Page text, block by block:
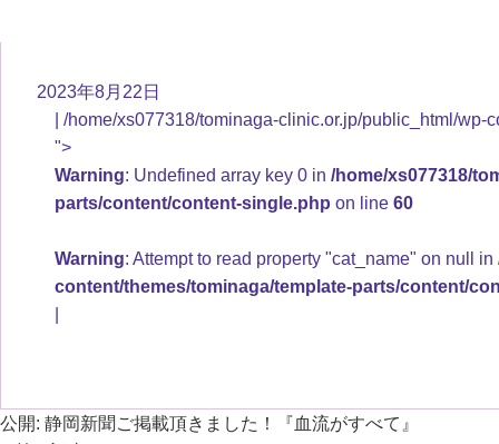
2023年8月22日
/home/xs077318/tominaga-clinic.or.jp/public_html/
">
Warning: Undefined array key 0 in /home/xs077318/
parts/content/content-single.php on line 60
Warning: Attempt to read property "cat_name" on null in
content/themes/tominaga/template-parts/content/
公開: 静岡新聞ご掲載頂きました！『血流がすべて』